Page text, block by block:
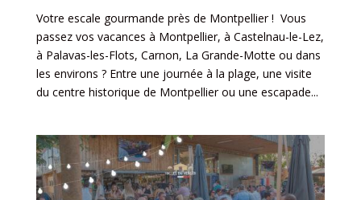
Votre escale gourmande près de Montpellier ! Vous
passez vos vacances à Montpellier, à Castelnau-le-Lez,
à Palavas-les-Flots, Carnon, La Grande-Motte ou dans
les environs ? Entre une journée à la plage, une visite
du centre historique de Montpellier ou une escapade...